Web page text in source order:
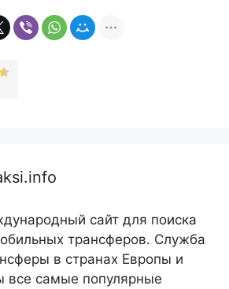
сайт для поиска
трансферов. Служба
в странах Европы и
все самые популярные